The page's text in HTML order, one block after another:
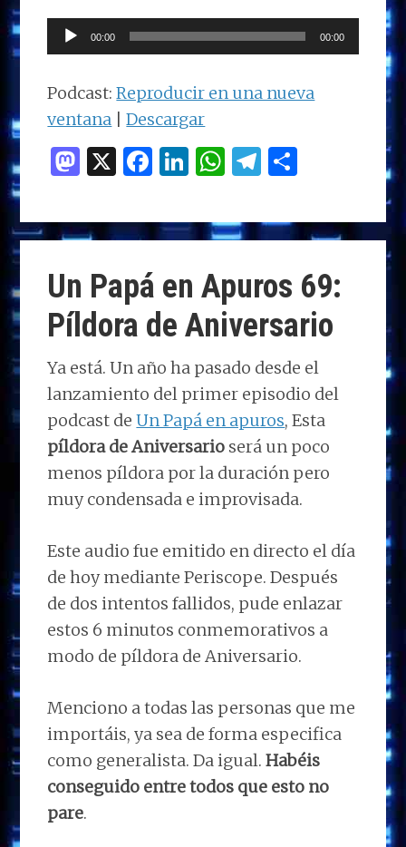
Reproductor
de
audio
00:00 00:00
Podcast:Reproducir en una nueva
ventana |Descargar
M
to
d
o
n
X F
ce
b
o
o
k
Li
k
e
dI
n
W
at
s
A
p
p
T
e
g
ra
m
m
p
ar
ti
r
Un Papá en Apuros 69:
Píldora de Aniversario
Ya está. Un año ha pasado desde el
lanzamiento del primer episodio del
podcast deUn Papá en apuros, Esta
píldora de Aniversario será un poco
menos píldora por la duración pero
muy condensada e improvisada.
Este audio fue emitido en directo el día
de hoy mediante Periscope. Después
de dos intentos fallidos, pude enlazar
estos 6 minutos conmemorativos a
modo de píldora de Aniversario.
Menciono a todas las personas que me
importáis, ya sea de forma especifica
como generalista. Da igual.Habéis
conseguido entre todos que esto no
pare.